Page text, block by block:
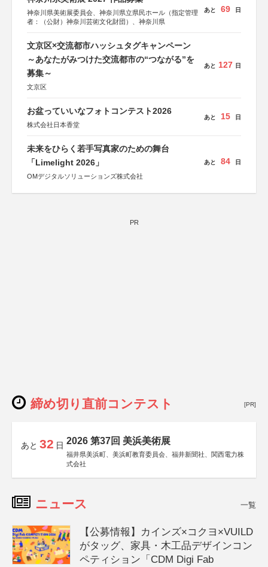
神奈川県美術展委員会、神奈川県立県民ホール（指定管理
者：（公財）神奈川芸術文化財団）、神奈川県
あと 69 日
文京区×交流都市ハッシュタグキャンペーン
～あなたがみつけた交流都市の“つながる”を
募集～
文京区
あと 127 日
お盆っていいなフォトコンテスト2026
株式会社日本香堂
あと 15 日
未来をひらく若手写真家のための舞台
「Limelight 2026」
OMデジタルソリューションズ株式会社
あと 84 日
PR
締め切り直前コンテスト [PR]
あと 32 日 2026 第37回 美浜美術展
福井県美浜町、美浜町教育委員会、福井新聞社、関西電力株
式会社
ニュース 一覧
【公募情報】カインズ×コクヨ×VUILD
がタッグ、家具・木工品デザインコン
ペティション「CDM Digi Fab